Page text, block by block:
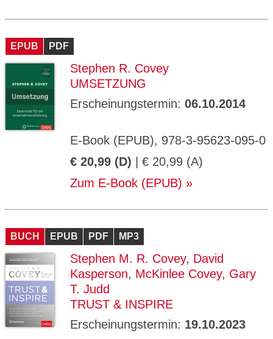
EPUB PDF
Stephen R. Covey
UMSETZUNG
Erscheinungstermin: 06.10.2014
E-Book (EPUB), 978-3-95623-095-0
€ 20,99 (D) | € 20,99 (A)
Zum E-Book (EPUB)
BUCH EPUB PDF MP3
Stephen M. R. Covey, David
Kasperson, McKinlee Covey, Gary
T. Judd
TRUST & INSPIRE
Erscheinungstermin: 19.10.2023